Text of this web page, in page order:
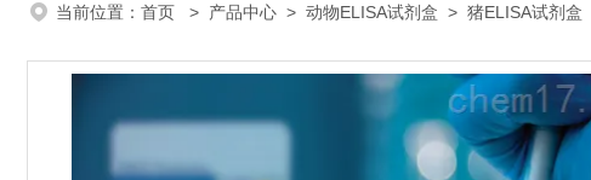
当前位置： 首页 > 产品中心 > 动物ELISA试剂盒 > 猪ELISA试剂盒